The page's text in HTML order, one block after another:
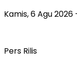
Kamis, 6 Agu 2026
Pers Rilis